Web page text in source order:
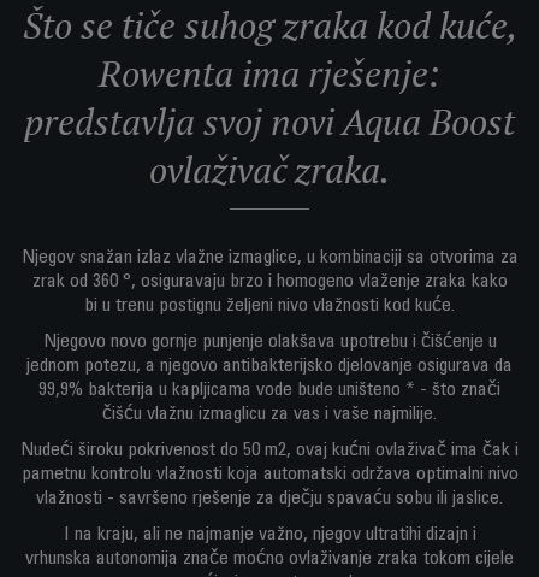
Što se tiče suhog zraka kod kuće,
Rowenta ima rješenje:
predstavlja svoj novi Aqua Boost
ovlaživač zraka.
Njegov snažan izlaz vlažne izmaglice, u kombinaciji sa otvorima za
zrak od 360 °, osiguravaju brzo i homogeno vlaženje zraka kako
bi u trenu postignu željeni nivo vlažnosti kod kuće.
Njegovo novo gornje punjenje olakšava upotrebu i čišćenje u
jednom potezu, a njegovo antibakterijsko djelovanje osigurava da
99,9% bakterija u kapljicama vode bude uništeno * - što znači
čišću vlažnu izmaglicu za vas i vaše najmilije.
Nudeći široku pokrivenost do 50 m2, ovaj kućni ovlaživač ima čak i
pametnu kontrolu vlažnosti koja automatski održava optimalni nivo
vlažnosti - savršeno rješenje za dječju spavaću sobu ili jaslice.
I na kraju, ali ne najmanje važno, njegov ultratihi dizajn i
vrhunska autonomija znače moćno ovlaživanje zraka tokom cijele